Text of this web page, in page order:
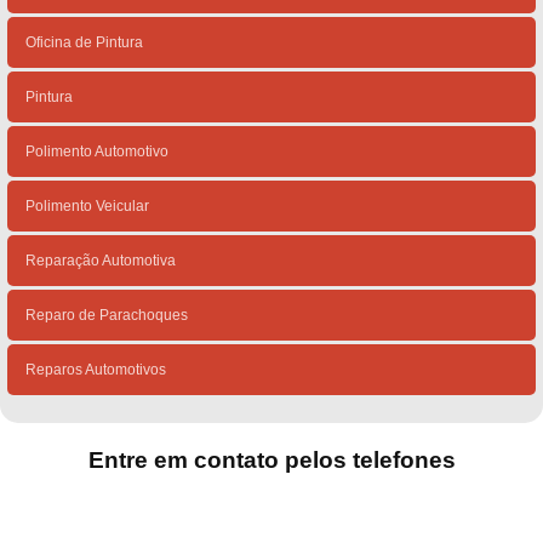
Oficina de Pintura
Pintura
Polimento Automotivo
Polimento Veicular
Reparação Automotiva
Reparo de Parachoques
Reparos Automotivos
Entre em contato pelos telefones